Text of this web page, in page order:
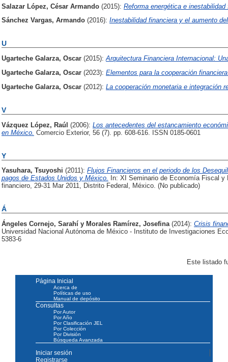
Salazar López, César Armando (2015): Reforma energética e inestabilidad
Sánchez Vargas, Armando (2016): Inestabilidad financiera y el aumento
U
Ugarteche Galarza, Oscar (2015):Arquitectura Financiera Internacional:
Ugarteche Galarza, Oscar (2023): Elementos para la cooperación
Ugarteche Galarza, Oscar (2012): La cooperación monetaria e integración
V
Vázquez López, Raúl (2006): Los antecedentes del estancamiento
en México. Comercio Exterior, 56 (7). pp. 608-616. ISSN 0185-0601
Y
Yasuhara, Tsuyoshi (2011): Flujos Financieros en el periodo de los
pagos de Estados Unidos y México.
In: XI Seminario de Economía Fiscal
financiero, 29-31 Mar 2011, Distrito Federal, México. (No publicado)
Á
Ángeles Cornejo, Sarahí y Morales Ramírez, Josefina (2014): Crisis
Universidad Nacional Autónoma de México - Instituto de Investigaciones
5383-6
Este listado
Página Inicial
Acerca de
Políticas de uso
Manual de depósito
Consultas
Por Autor
Por Año
Por Clasificación JEL
Por Colección
Por División
Búsqueda Avanzada
Iniciar sesión
Registrarse